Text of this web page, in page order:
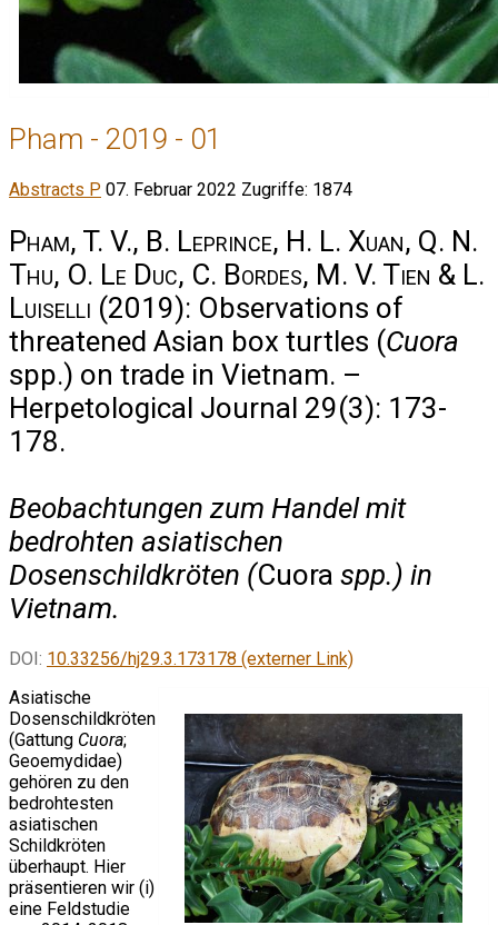
Pham - 2019 - 01
Abstracts P 07. Februar 2022 Zugriffe: 1874
Pham, T. V., B. Leprince, H. L. Xuan, Q. N.
Thu, O. Le Duc, C. Bordes, M. V. Tien & L.
Luiselli (2019): Observations of
threatened Asian box turtles (Cuora
spp.) on trade in Vietnam. –
Herpetological Journal 29(3): 173-
178.
Beobachtungen zum Handel mit
bedrohten asiatischen
Dosenschildkröten (Cuora spp.) in
Vietnam.
DOI: 10.33256/hj29.3.173178 (externer Link)
Asiatische
Dosenschildkröten
(Gattung Cuora;
Geoemydidae)
gehören zu den
bedrohtesten
asiatischen
Schildkröten
überhaupt. Hier
präsentieren wir (i)
eine Feldstudie